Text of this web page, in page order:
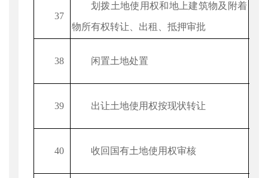
37
划拨土地使用权和地上建筑物及附着
物所有权转让、出租、抵押审批
38 闲置土地处置
39 出让土地使用权按现状转让
40 收回国有土地使用权审核